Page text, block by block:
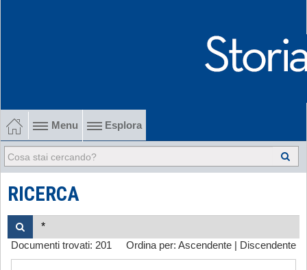
Menu Esplora
1902-1915 Gli esordi
1915-1945 Tra le due guerre
1945-1968 Dalla liberazione al '68
1968-2022 Dalla contestazione all'internazionalizzazione
RICERCA
Ordina per: Ascendente Discendente
Documenti trovati: 201